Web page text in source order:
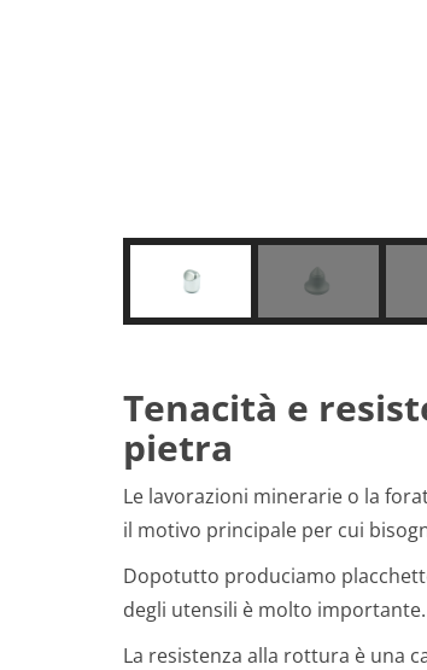
Tenacità e
pietra
Le lavorazioni minerarie o la
il motivo principale per cui
Dopotutto produciamo
degli utensili è molto importante.
La resistenza alla rottura è una